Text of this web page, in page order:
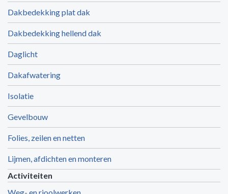
Dakbedekking plat dak
Dakbedekking hellend dak
Daglicht
Dakafwatering
Isolatie
Gevelbouw
Folies, zeilen en netten
Lijmen, afdichten en monteren
Activiteiten